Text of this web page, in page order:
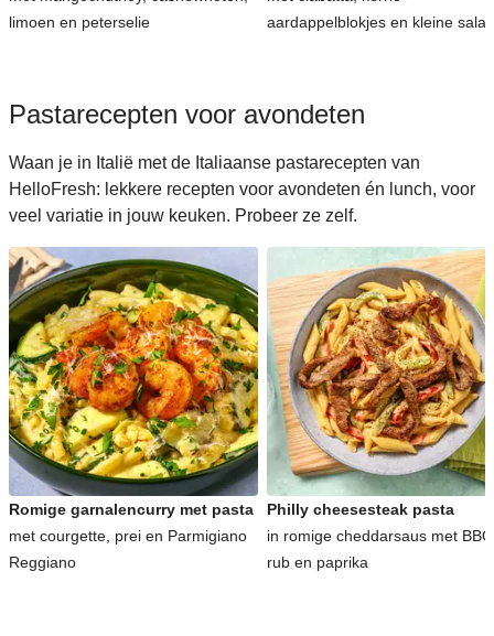
limoen en peterselie
aardappelblokjes en kleine
Pastarecepten voor avondeten
Waan je in Italië met de Italiaanse pastarecepten van
HelloFresh: lekkere recepten voor avondeten én lunch, voor
veel variatie in jouw keuken. Probeer ze zelf.
Romige garnalencurry met pasta
met courgette, prei en Parmigiano
Reggiano
Philly cheesesteak pasta
in romige cheddarsaus met
rub en paprika